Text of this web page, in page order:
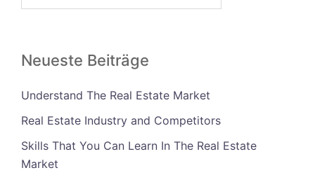
Neueste Beiträge
Understand The Real Estate Market
Real Estate Industry and Competitors
Skills That You Can Learn In The Real Estate
Market